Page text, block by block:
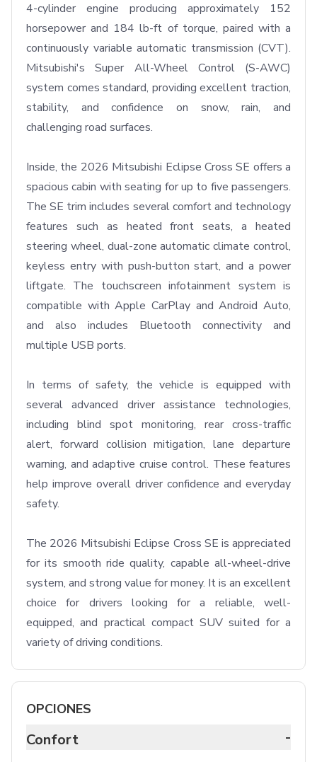
4-cylinder engine producing approximately 152
horsepower and 184 lb-ft of torque, paired with a
continuously variable automatic transmission (CVT).
Mitsubishi's Super All-Wheel Control (S-AWC)
system comes standard, providing excellent traction,
stability, and confidence on snow, rain, and
challenging road surfaces.
Inside, the 2026 Mitsubishi Eclipse Cross SE offers a
spacious cabin with seating for up to five passengers.
The SE trim includes several comfort and technology
features such as heated front seats, a heated
steering wheel, dual-zone automatic climate control,
keyless entry with push-button start, and a power
liftgate. The touchscreen infotainment system is
compatible with Apple CarPlay and Android Auto,
and also includes Bluetooth connectivity and
multiple USB ports.
In terms of safety, the vehicle is equipped with
several advanced driver assistance technologies,
including blind spot monitoring, rear cross-traffic
alert, forward collision mitigation, lane departure
warning, and adaptive cruise control. These features
help improve overall driver confidence and everyday
safety.
The 2026 Mitsubishi Eclipse Cross SE is appreciated
for its smooth ride quality, capable all-wheel-drive
system, and strong value for money. It is an excellent
choice for drivers looking for a reliable, well-
equipped, and practical compact SUV suited for a
variety of driving conditions.
OPCIONES
Confort -